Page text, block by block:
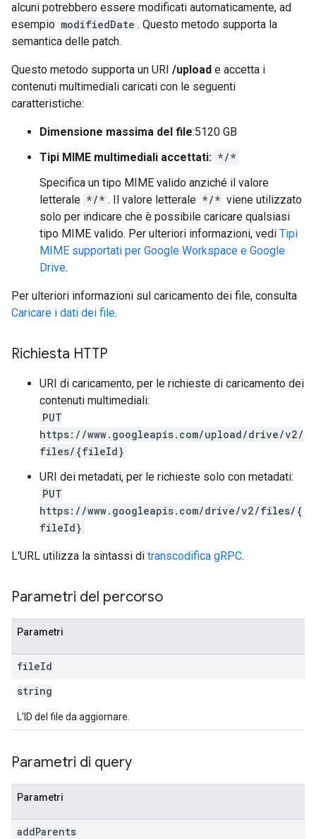
alcuni potrebbero essere modificati automaticamente, ad
esempio modifiedDate . Questo metodo supporta la
semantica delle patch.
Questo metodo supporta un URI /upload e accetta i
contenuti multimediali caricati con le seguenti
caratteristiche:
Dimensione massima del file:5120 GB
Tipi MIME multimediali accettati: */*
Specifica un tipo MIME valido anziché il valore
letterale */* . Il valore letterale */* viene utilizzato
solo per indicare che è possibile caricare qualsiasi
tipo MIME valido. Per ulteriori informazioni, vedi Tipi
MIME supportati per Google Workspace e Google
Drive.
Per ulteriori informazioni sul caricamento dei file, consulta
Caricare i dati dei file.
Richiesta HTTP
URI di caricamento, per le richieste di caricamento dei
contenuti multimediali:
PUT
https://www.googleapis.com/upload/drive/v2/
files/{fileId}
URI dei metadati, per le richieste solo con metadati:
PUT
https://www.googleapis.com/drive/v2/files/{
fileId}
L'URL utilizza la sintassi di transcodifica gRPC.
Parametri del percorso
Parametri
fileId
string
L'ID del file da aggiornare.
Parametri di query
Parametri
addParents